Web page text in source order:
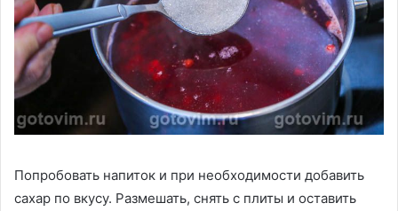
Попробовать напиток и при необходимости добавить
сахар по вкусу. Размешать, снять с плиты и оставить